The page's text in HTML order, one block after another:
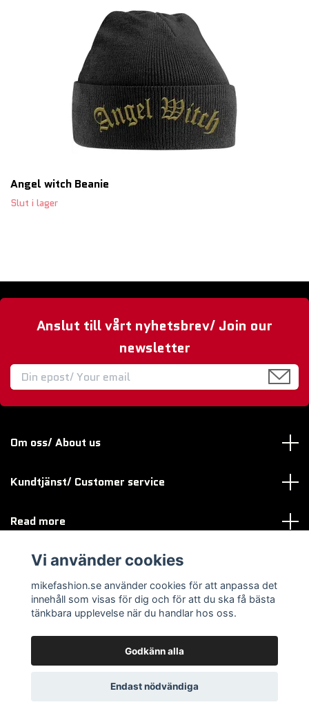
Angel witch Beanie
Slut i lager
Anslut till vårt nyhetsbrev/ Join our
newsletter
Om oss/ About us
Kundtjänst/ Customer service
Read more
Sociala medier
© 2026 mikefashion.se
Vi använder cookies
mikefashion.se använder cookies för att anpassa det
innehåll som visas för dig och för att du ska få bästa
tänkbara upplevelse när du handlar hos oss.
Godkänn alla
Endast nödvändiga